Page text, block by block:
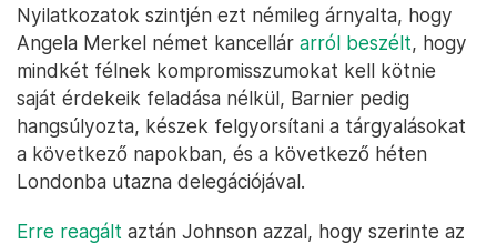
Nyilatkozatok szintjén ezt némileg árnyalta, hogy
Angela Merkel német kancellár arról beszélt, hogy
mindkét félnek kompromisszumokat kell kötnie
saját érdekeik feladása nélkül, Barnier pedig
hangsúlyozta, készek felgyorsítani a tárgyalásokat
a következő napokban, és a következő héten
Londonba utazna delegációjával.
Erre reagált aztán Johnson azzal, hogy szerinte az